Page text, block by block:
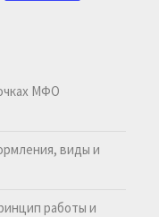
МФО
виды и
работы и